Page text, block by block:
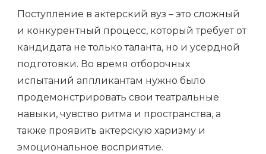
Поступление в актерский вуз – это сложный
и конкурентный процесс, который требует от
кандидата не только таланта, но и усердной
подготовки. Во время отборочных
испытаний аппликантам нужно было
продемонстрировать свои театральные
навыки, чувство ритма и пространства, а
также проявить актерскую харизму и
эмоциональное восприятие.